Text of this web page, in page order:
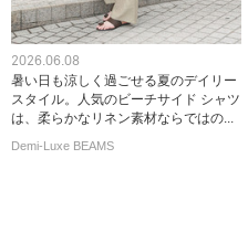
2026.06.08
暑い日も涼しく過ごせる夏のデイリー
スタイル。人気のビーチサイド シャツ
は、柔らかなリネン素材ならではの...
Demi-Luxe BEAMS